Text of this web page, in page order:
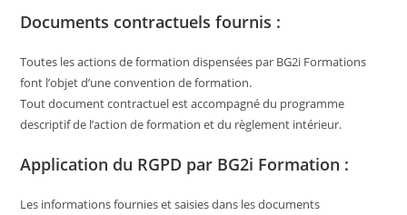
Documents contractuels fournis :
Toutes les actions de formation dispensées par BG2i Formations
font l’objet d’une convention de formation.
Tout document contractuel est accompagné du programme
descriptif de l’action de formation et du règlement intérieur.
Application du RGPD par BG2i Formation :
Les informations fournies et saisies dans les documents